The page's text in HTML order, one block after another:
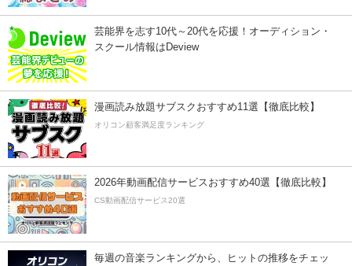
芸能界を志す10代～20代を応援！オーディション・
スクール情報はDeview
漫画読み放題サブスクおすすめ11選【徹底比較】
オリコン顧客満足度ランキング
2026年動画配信サービスおすすめ40選【徹底比較】
CS動画配信サービス20選
毎週の音楽ランキングから、ヒットの推移をチェッ